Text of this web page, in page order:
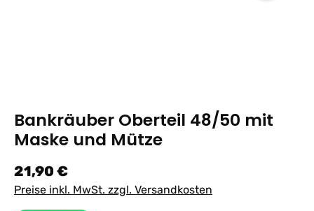
Bankräuber Oberteil 48/50 mit
Maske und Mütze
Regulärer Preis:
21,90 €
Preise inkl. MwSt. zzgl. Versandkosten